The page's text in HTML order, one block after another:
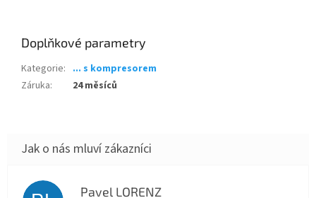
Doplňkové parametry
Kategorie: ... s kompresorem
Záruka: 24 měsíců
Pavel LORENZ